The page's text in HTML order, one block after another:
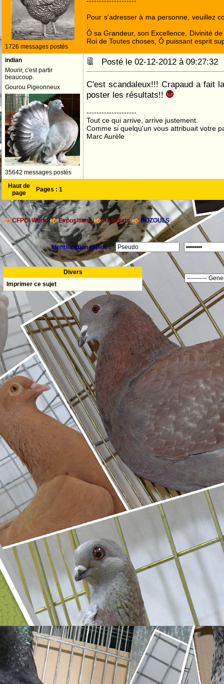
1726 messages postés
Pour s'adresser à ma personne, veuillez
:
Ô sa Grandeur, son Excellence, Divinité
Roi de Toutes choses, Ô puissant esprit
indian
Mourir, c'est partir
beaucoup.
Gourou Pigeonneux
35642 messages postés
Posté le 02-12-2012 à
C'est scandaleux!!! Crapaud a fait
poster les résultats!!
--------------------
Tout ce qui arrive, arrive justement.
Comme si quelqu'un vous attribuait votre
Marc Aurèle
Haut de
page
Pages : 1
CFPOI World Expositions Résultats BOZOULS
Identification rapide :
Divers
Imprimer ce sujet